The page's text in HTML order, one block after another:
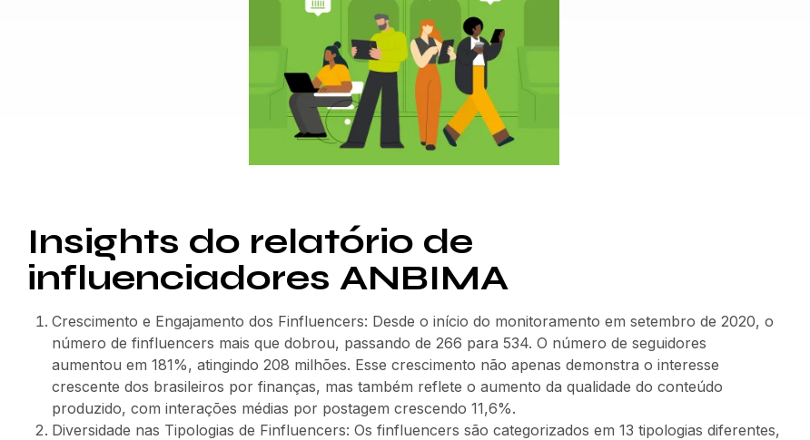
Insights do relatório de
influenciadores ANBIMA
Crescimento e Engajamento dos Finfluencers: Desde o início do monitoramento em setembro de 2020, o
número de finfluencers mais que dobrou, passando de 266 para 534. O número de seguidores
aumentou em 181%, atingindo 208 milhões. Esse crescimento não apenas demonstra o interesse
crescente dos brasileiros por finanças, mas também reflete o aumento da qualidade do conteúdo
produzido, com interações médias por postagem crescendo 11,6%.
Diversidade nas Tipologias de Finfluencers: Os finfluencers são categorizados em 13 tipologias diferentes,